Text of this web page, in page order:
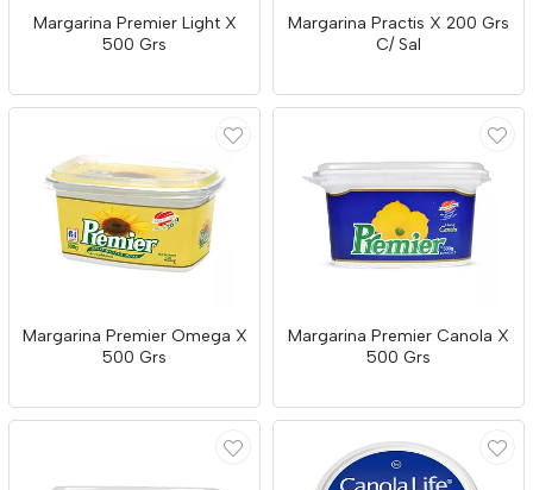
Margarina Premier Light X
500 Grs
Margarina Practis X 200 Grs
C/ Sal
Margarina Premier Omega X
500 Grs
Margarina Premier Canola X
500 Grs